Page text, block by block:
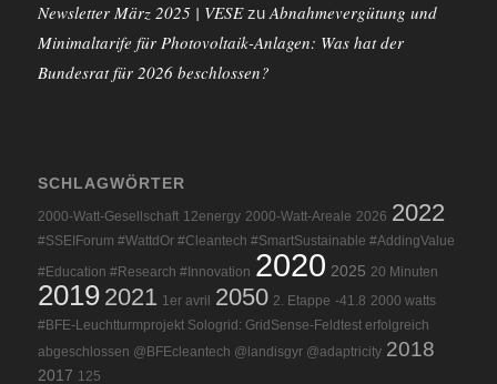
Newsletter März 2025 | VESEzu Abnahmevergütung und
Minimaltarife für Photovoltaik-Anlagen: Was hat der
Bundesrat für 2026 beschlossen?
SCHLAGWÖRTER
2000-Watt-Gesellschaft 12energy 2000-Watt-Areale 2026 2022
#SSEIForum #WattdOr #Cleantech #SmartSustainable #AddingValue
#Education #Research #Innovation 2020 2025 20 Minuten
2019 2021 1er avril 2050 2. Etappe -41.8 2000 watts
#BFE-Leuchtturmprojekt Sologrid: GridSense-Feldtest erfolgreich
abgeschlossen @BFEcleantech @landisgyr @adaptricity 2018
2017 125